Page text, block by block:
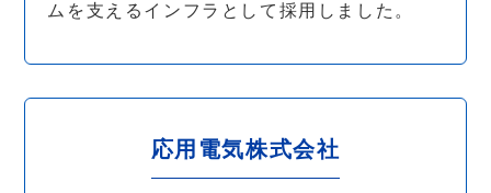
ムを支えるインフラとして採用しました。
応用電気株式会社